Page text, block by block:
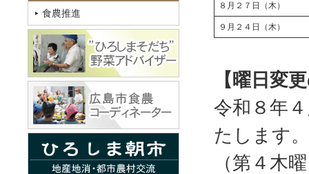
８月２７日（木）
９月２４日（木）
【曜日変
令和８年
たします。
（第４木
食農推進